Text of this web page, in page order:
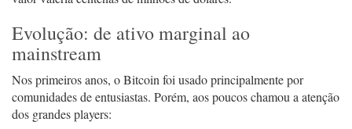
Evolução: de ativo marginal ao
mainstream
Nos primeiros anos, o Bitcoin foi usado principalmente por
comunidades de entusiastas. Porém, aos poucos chamou a atenção
dos grandes players: